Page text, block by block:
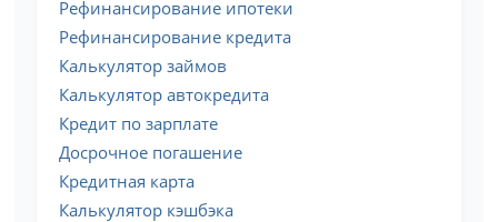
Рефинансирование ипотеки
Рефинансирование кредита
Калькулятор займов
Калькулятор автокредита
Кредит по зарплате
Досрочное погашение
Кредитная карта
Калькулятор кэшбэка